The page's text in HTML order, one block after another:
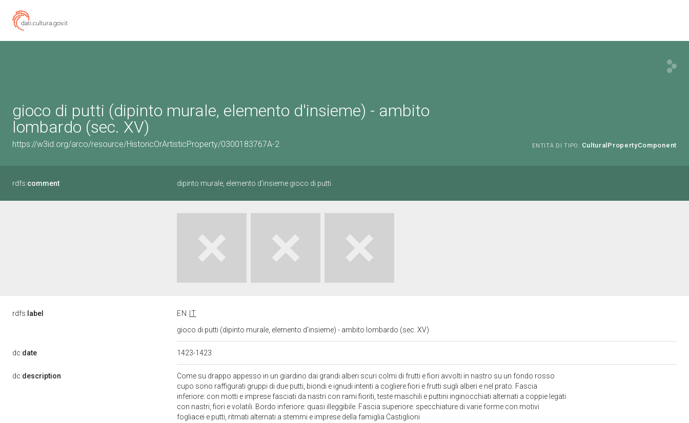
gioco di putti (dipinto murale, elemento d'insieme) - ambito
lombardo (sec. XV)
https://w3id.org/arco/resource/HistoricOrArtisticProperty/0300183767A-2 ENTITÀ DI TIPO: CulturalPropertyComponent
rdfs:comment dipinto murale, elemento d'insieme gioco di putti
rdfs: label EN
IT
gioco di putti (dipinto murale, elemento d'insieme) - ambito lombardo (sec. XV)
dc:date 1423-1423
dc:description
Come su drappo appesso in un giardino dai grandi alberi scuri colmi di frutti e fiori avvolti in nastro su un fondo rosso
cupo sono raffigurati gruppi di due putti, biondi e ignudi intenti a cogliere fiori e frutti sugli alberi e nel prato. Fascia
inferiore: con motti e imprese fasciati da nastri con rami fioriti, teste maschili e puttini inginocchiati alternati a coppie legati
con nastri, fiori e volatili. Bordo inferiore: quasi illeggibile. Fascia superiore: specchiature di varie forme con motivi
fogliacei e putti, ritmati alternati a stemmi e imprese della famiglia Castiglioni